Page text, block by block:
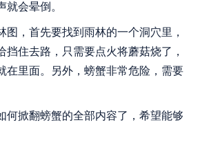
就会晕倒。
图，首先要找到雨林的一个洞穴里，
挡住去路，只需要点火将蘑菇烧了，
在里面。另外，螃蟹非常危险，需要
何掀翻螃蟹的全部内容了，希望能够